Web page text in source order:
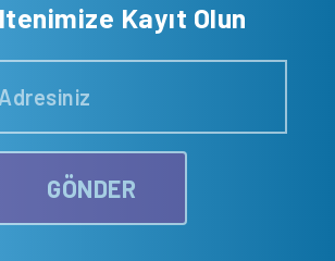
Kayıt Olun
GÖNDER